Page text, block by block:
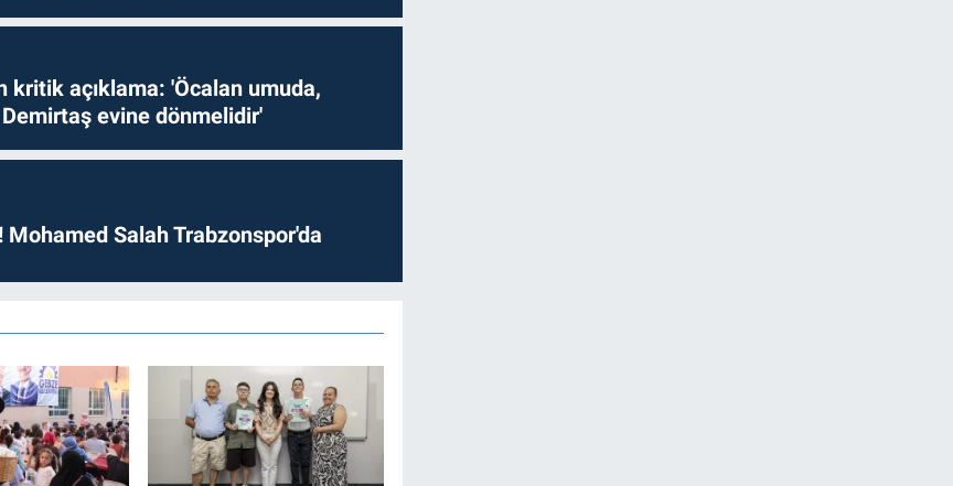
kritik açıklama: 'Öcalan umuda,
evine dönmelidir'
Mohamed Salah Trabzonspor'da